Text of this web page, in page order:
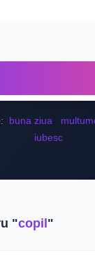
buna ziua
iubesc
"copil "